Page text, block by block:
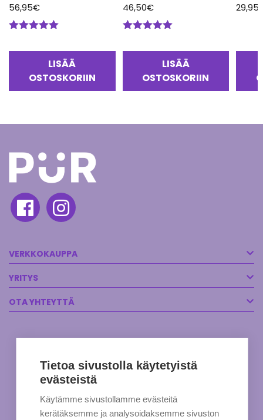
56,95€
LISÄÄ
OSTOSKORIIN
46,50€
LISÄÄ
OSTOSKORIIN
29,95
VERKKOKAUPPA
YRITYS
OTA YHTEYTTÄ
Tietoa sivustolla käytetyistä
evästeistä
Käytämme sivustollamme evästeitä
kerätäksemme ja analysoidaksemme sivuston